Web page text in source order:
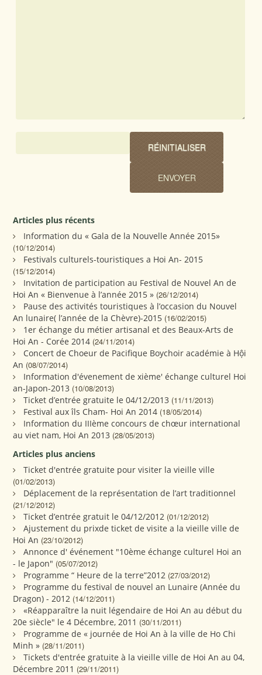
Articles plus récents
Information du « Gala de la Nouvelle Année 2015»
(10/12/2014)
Festivals culturels-touristiques a Hoi An- 2015
(15/12/2014)
Invitation de participation au Festival de Nouvel An de
Hoi An « Bienvenue à l’année 2015 » (26/12/2014)
Pause des activités touristiques à l’occasion du Nouvel
An lunaire( l’année de la Chèvre)-2015 (16/02/2015)
1er échange du métier artisanal et des Beaux-Arts de
Hoi An - Corée 2014 (24/11/2014)
Concert de Choeur de Pacifique Boychoir académie à Hội
An (08/07/2014)
Information d'évenement de xième' échange culturel Hoi
an-Japon-2013 (10/08/2013)
Ticket d’entrée gratuite le 04/12/2013 (11/11/2013)
Festival aux îls Cham- Hoi An 2014 (18/05/2014)
Information du IIIème concours de chœur international
au viet nam, Hoi An 2013 (28/05/2013)
Articles plus anciens
Ticket d'entrée gratuite pour visiter la vieille ville
(01/02/2013)
Déplacement de la représentation de l’art traditionnel
(21/12/2012)
Ticket d’entrée gratuit le 04/12/2012 (01/12/2012)
Ajustement du prixde ticket de visite a la vieille ville de
Hoi An (23/10/2012)
Annonce d' événement "10ème échange culturel Hoi an
- le Japon" (05/07/2012)
Programme “ Heure de la terre”2012 (27/03/2012)
Programme du festival de nouvel an Lunaire (Année du
Dragon) - 2012 (14/12/2011)
«Réapparaître la nuit légendaire de Hoi An au début du
20e siècle" le 4 Décembre, 2011 (30/11/2011)
Programme de « journée de Hoi An à la ville de Ho Chi
Minh » (28/11/2011)
Tickets d'entrée gratuite à la vieille ville de Hoi An au 04,
Décembre 2011 (29/11/2011)